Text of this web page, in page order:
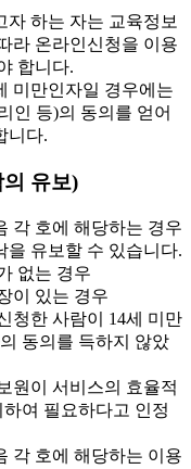
하는 자는 교육정보
라 온라인신청을 이용
합니다.
미만인자일 경우에는
인 등)의 동의를 얻어
니다.
유보)
각 호에 해당하는 경우
을 유보할 수 있습니다.
없는 경우
이 있는 경우
청한 사람이 14세 미만
동의를 득하지 않았
원이 서비스의 효율적
여 필요하다고 인정
각 호에 해당하는 이용